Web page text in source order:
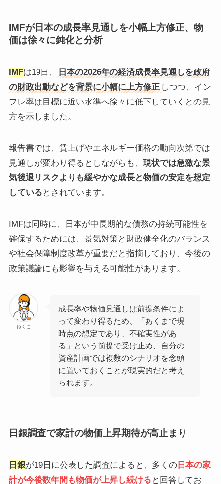
IMFが日本の成長率見通しを小幅上方修正、物
価は徐々に鈍化と分析
IMFは19日、
日本の2026年の経済成長率見通しを政府
の財政出動などを背景に小幅に上方修正 しつつ、イン
フレ率は目標に近い水準へ徐々に低下していくとの見
方を示しました。
報告書では、賃上げやエネルギー価格の動向次第では
見通しが変わり得るとしながらも、 現状では急激な景
気後退リスクよりも緩やかな成長と物価の安定を想定
している とされています。
IMFは同時に、日本が中長期的な債務の持続可能性を
確保するためには、景気対策と財政健全化のバランス
や社会保障制度改革が重要だと指摘しており、今後の
政策議論にも影響を与える可能性があります。
ねくこ
成長率や物価見通しは前提条件によ
って変わり得るため、「あくまで現
時点の想定であり、不確実性があ
る」という前提で受け止め、自分の
資産計画では複数のシナリオを念頭
に置いておくことが現実的だと考え
られます。
日銀調査で家計の物価上昇期待が高止まり
日銀が19日に公表した調査によると、多くの日本の家
計が今後数年間も物価が上昇し続ける と回答してお